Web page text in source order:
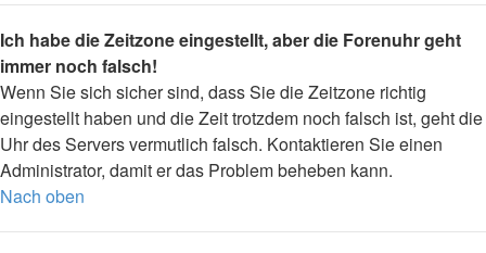
Ich habe die Zeitzone eingestellt, aber die Forenuhr geht
immer noch falsch!
Wenn Sie sich sicher sind, dass Sie die Zeitzone richtig
eingestellt haben und die Zeit trotzdem noch falsch ist, geht die
Uhr des Servers vermutlich falsch. Kontaktieren Sie einen
Administrator, damit er das Problem beheben kann.
Nach oben